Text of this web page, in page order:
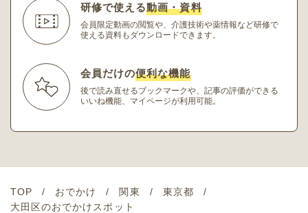
研修で使える動画・資料
会員限定動画の閲覧や、介護技術や薬情報など研修で
使える資料もダウンロードできます。
会員だけの便利な機能
後で読み直せるブックマークや、記事の評価ができる
いいね機能、マイページが利用可能。
TOP おでかけ 関東
東京都
大田区のおでかけスポット